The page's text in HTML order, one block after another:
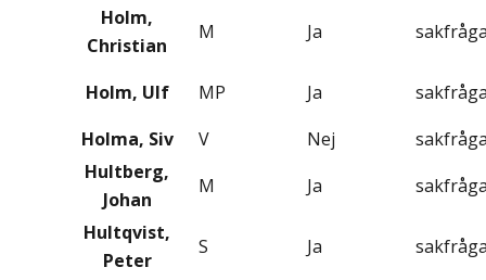
Holm,
Christian
M Ja
Holm, Ulf MP Ja
Holma, Siv
V Nej
Hultberg,
Johan
M Ja
Hultqvist,
Peter
S Ja